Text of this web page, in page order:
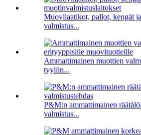
Muovilaatikot, pallot, kengät
valmistus...
Ammattimainen muottien
tyyliin...
P&M:n ammattimainen
valmistus...